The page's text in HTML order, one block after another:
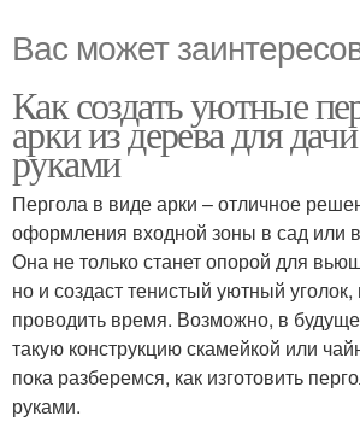
Вас может
Как создать уютные
арки из дерева для
руками
Пергола в виде арки – отличное
оформления входной зоны в сад или
Она не только станет опорой для
но и создаст тенистый уютный уголок,
проводить время. Возможно, в
такую конструкцию скамейкой или
пока разберемся, как изготовить
руками.